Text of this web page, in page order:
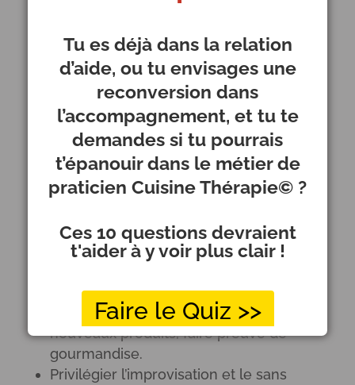
Evidemment, toute cette éducation
alimentaire et ces souvenirs ont depuis
lors été complétés par mes expériences
de vie, qui m’ont permis d’affiner mes
envies :
Donner une large part aux
voyage ou chez moi, j’apprécie le fait
de savourer, de prendre le temps
gastronomiques locales (tout autant
que culturelles), j’aime découvrir des
nouveaux produits, faire preuve de
gourmandise.
Privilégier l’improvisation et le sans
Tu es déjà dans la relation
d’aide, ou tu envisages une
reconversion dans
l’accompagnement, et tu te
demandes si tu pourrais
t’épanouir dans le métier de
praticien Cuisine Thérapie© ?
Ces 10 questions devraient
t'aider à y voir plus clair !
Faire le Quiz >>